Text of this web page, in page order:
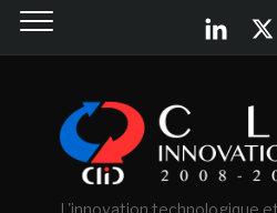
L'innovation technologique